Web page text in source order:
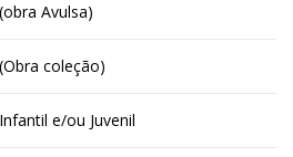
Avulsa)
coleção)
e/ou Juvenil